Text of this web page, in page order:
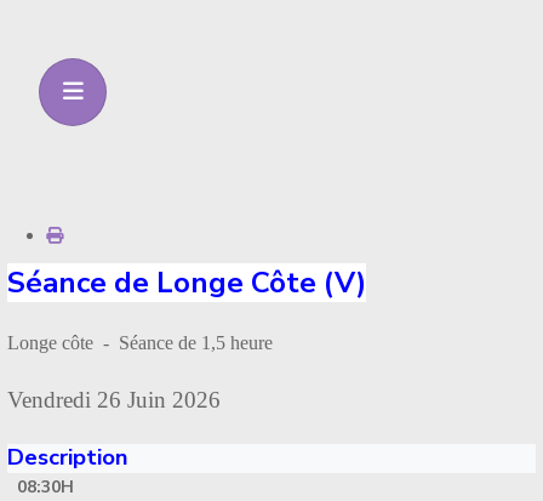
Séance de Longe Côte (V)
Longe côte - Séance de 1,5 heure
Vendredi 26 Juin 2026
Description
08:30H